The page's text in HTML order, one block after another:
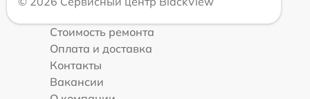
Стоимость ремонта
Оплата и доставка
Контакты
Вакансии